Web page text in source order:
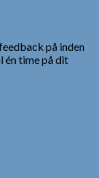
på inden
én time på dit